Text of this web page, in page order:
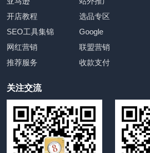
开店教程
选品专区
SEO工具集锦
Google
网红营销
联盟营销
推荐服务
收款支付
关注交流